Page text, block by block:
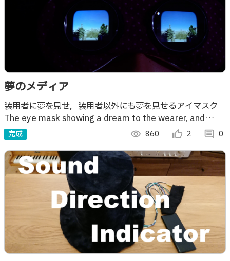
夢のメディア
装用者に夢を見せ，装用者以外にも夢を見せるアイマスク
The eye mask showing a dream to the wearer, and
showing a dream to others.
完成 visibility 860 thumb_up_alt 2 comment 0